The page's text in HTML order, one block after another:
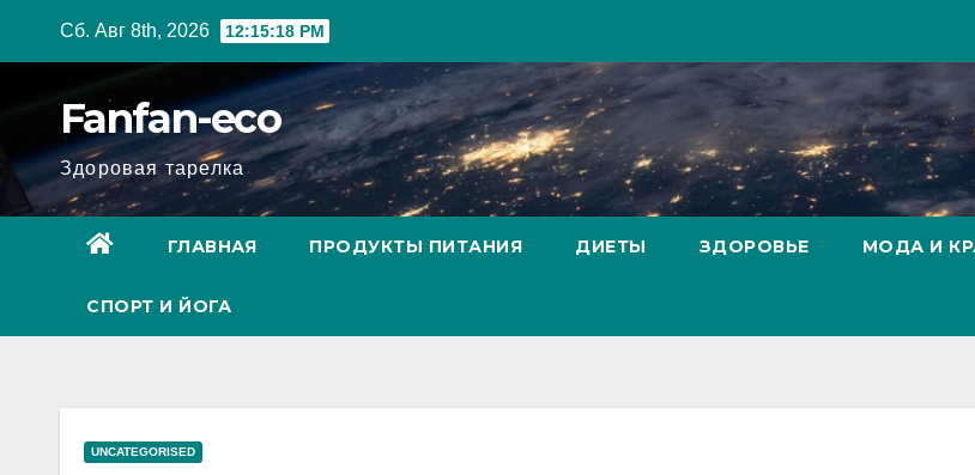
Сб. Авг 8th, 2026 12:15:19 PM
Fanfan-eco
Здоровая тарелка
ГЛАВНАЯ ПРОДУКТЫ ПИТАНИЯ ДИЕТЫ ЗДОРОВЬЕ МОДА И
СПОРТ И ЙОГА
UNCATEGORISED